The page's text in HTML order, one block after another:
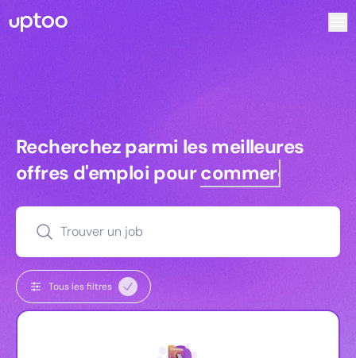
Recherchez parmi les meilleures
Recherchez parmi les meilleures
offres d'emploi pourcommerciaux
Trouver un job
Tous les filtres